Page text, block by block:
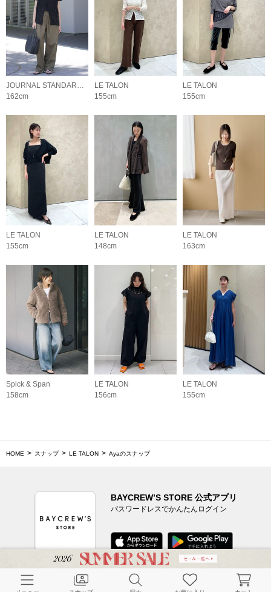
JOURNAL STANDARD relume LADYS
162cm
LE TALON
155cm
LE TALON
155cm
LE TALON
155cm
LE TALON
148cm
LE TALON
163cm
Spick & Span
158cm
LE TALON
156cm
LE TALON
155cm
HOME スナップ LE TALON Ayaのスナップ
BAYCREW’S STORE 公式アプリ
パスワードレスでかんたんログイン
CUSTOMER SERVICE